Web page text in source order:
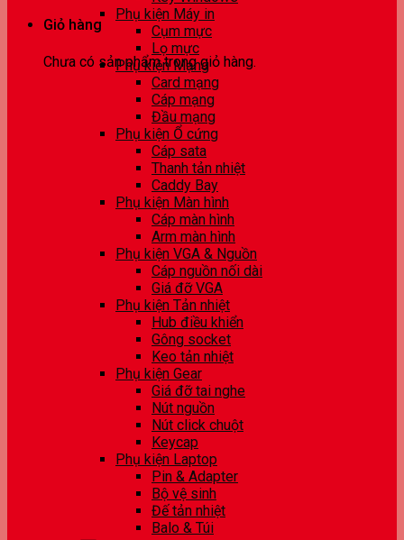
Giỏ hàng
Chưa có sản phẩm trong giỏ hàng.
Phụ kiện Máy in
Cụm mực
Lọ mực
Phụ kiện Mạng
Card mạng
Cáp mạng
Đầu mạng
Phụ kiện Ổ cứng
Cáp sata
Thanh tản nhiệt
Caddy Bay
Phụ kiện Màn hình
Cáp màn hình
Arm màn hình
Phụ kiện VGA & Nguồn
Cáp nguồn nối dài
Giá đỡ VGA
Phụ kiện Tản nhiệt
Hub điều khiển
Gông socket
Keo tản nhiệt
Phụ kiện Gear
Giá đỡ tai nghe
Nút nguồn
Nút click chuột
Keycap
Phụ kiện Laptop
Pin & Adapter
Bộ vệ sinh
Đế tản nhiệt
Balo & Túi